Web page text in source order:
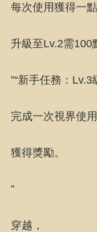
每次使用獲得一點
升級至Lv.2需100
”“新手任務：Lv.3
完成一次視界使用
獲得獎勵。
”
穿越，